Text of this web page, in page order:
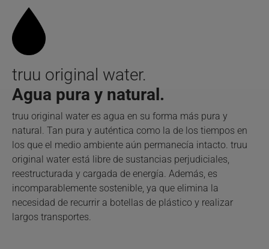
truu original water.
Agua pura y natural.
truu original water es agua en su forma más pura y
natural. Tan pura y auténtica como la de los tiempos en
los que el medio ambiente aún permanecía intacto. truu
original water está libre de sustancias perjudiciales,
reestructurada y cargada de energía. Además, es
incomparablemente sostenible, ya que elimina la
necesidad de recurrir a botellas de plástico y realizar
largos transportes.